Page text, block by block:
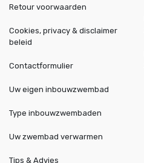
Retour voorwaarden
Cookies, privacy & disclaimer
beleid
Contactformulier
Uw eigen inbouwzwembad
Type inbouwzwembaden
Uw zwembad verwarmen
Tips & Advies